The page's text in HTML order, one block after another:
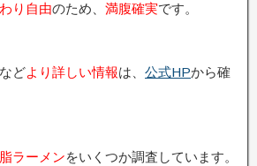
り自由のため、 満腹確実です。
などより詳しい情報は、 公式HPから確
ラーメンをいくつか調査しています。